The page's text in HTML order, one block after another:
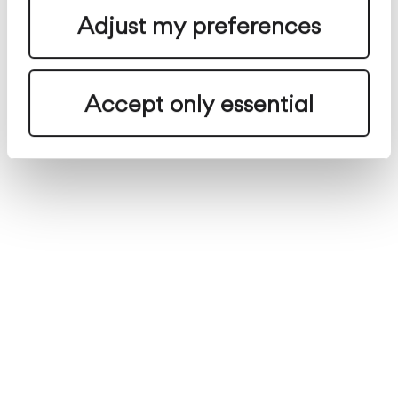
Adjust my preferences
Accept only essential
Pide soporte
Selecciona tu Out